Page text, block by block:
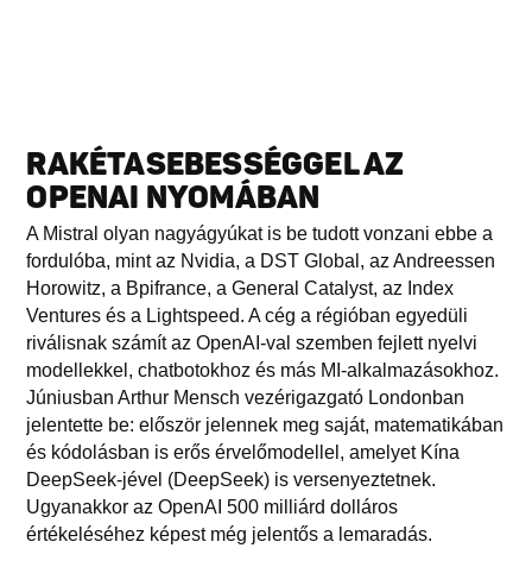
RAKÉTASEBESSÉGGEL AZ
OPENAI NYOMÁBAN
A Mistral olyan nagyágyúkat is be tudott vonzani ebbe a
fordulóba, mint az Nvidia, a DST Global, az Andreessen
Horowitz, a Bpifrance, a General Catalyst, az Index
Ventures és a Lightspeed. A cég a régióban egyedüli
riválisnak számít az OpenAI-val szemben fejlett nyelvi
modellekkel, chatbotokhoz és más MI-alkalmazásokhoz.
Júniusban Arthur Mensch vezérigazgató Londonban
jelentette be: először jelennek meg saját, matematikában
és kódolásban is erős érvelőmodellel, amelyet Kína
DeepSeek-jével (DeepSeek) is versenyeztetnek.
Ugyanakkor az OpenAI 500 milliárd dolláros
értékeléséhez képest még jelentős a lemaradás.